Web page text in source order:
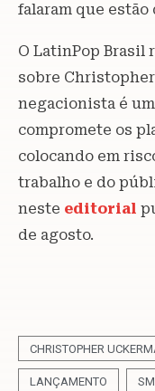
falaram que estão
O LatinPop
sobre
negacionista é
compromete os
colocando em
trabalho e do
neste editorial
de agosto.
CHRISTOPHER
LANÇAMENTO